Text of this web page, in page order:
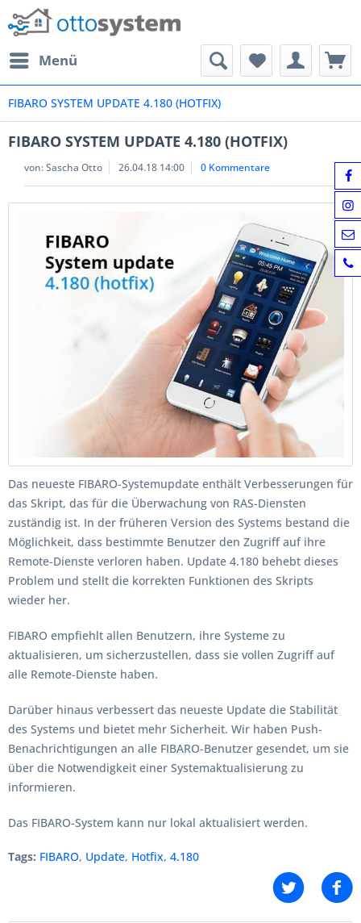
Menü
FIBARO SYSTEM UPDATE 4.180 (HOTFIX)
FIBARO SYSTEM UPDATE 4.180 (HOTFIX)
von:Sascha Otto 26.04.18 14:00 0 Kommentare
Das neueste FIBARO-Systemupdate enthält Verbesserungen für
das Skript, das für die Überwachung von RAS-Diensten
zuständig ist. In der früheren Version des Systems bestand die
Möglichkeit, dass bestimmte Benutzer den Zugriff auf ihre
Remote-Dienste verloren haben. Update 4.180 behebt dieses
Problem und stellt die korrekten Funktionen des Skripts
wieder her.
FIBARO empfiehlt allen Benutzern, ihre Systeme zu
aktualisieren, um sicherzustellen, dass sie vollen Zugriff auf
alle Remote-Dienste haben.
Darüber hinaus verbessert das neueste Update die Stabilität
des Systems und bietet mehr Sicherheit. Wir haben Push-
Benachrichtigungen an alle FIBARO-Benutzer gesendet, um sie
über die Notwendigkeit einer Systemaktualisierung zu
informieren.
Das FIBARO-System kann nur lokal aktualisiert werden.
Tags: FIBARO, Update, Hotfix, 4.180